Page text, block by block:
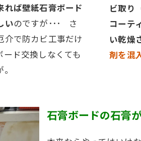
れば壁紙石膏ボード
いのですが･･･ さ
介で防カビ工事だけ
ド交換しなくても
ビ取り
コーテ
い乾燥
剤を混
石膏ボードの石膏